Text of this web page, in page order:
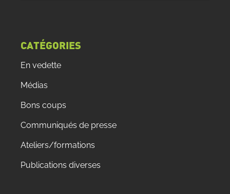
CATÉGORIES
En vedette
Médias
Bons coups
Communiqués de presse
Ateliers/formations
Publications diverses